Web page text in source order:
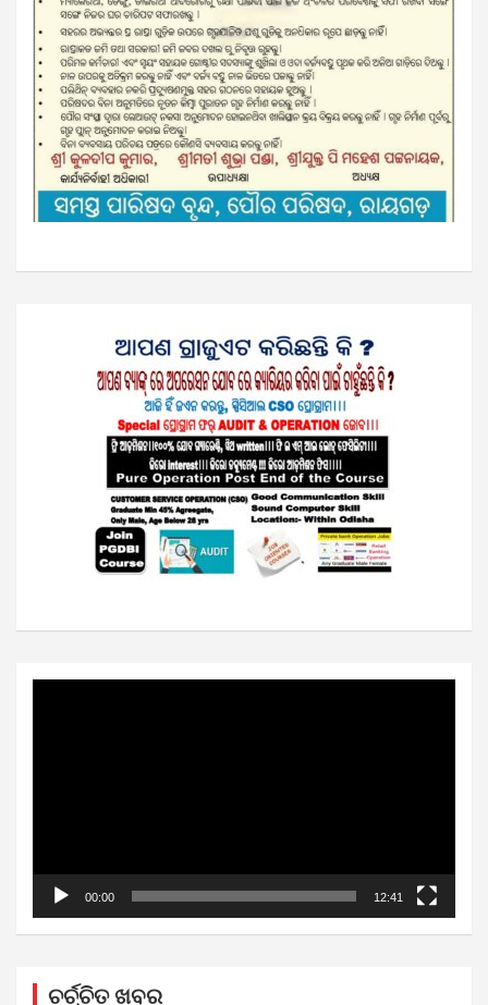
00:00 12:41
ଚର୍ଚ୍ଚିତ ଖବର